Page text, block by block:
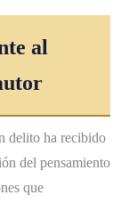
durante la
y el
al
delito ha recibido
del pensamiento
que